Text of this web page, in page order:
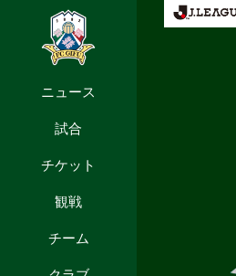
ニュース
試合
チケット
観戦
チーム